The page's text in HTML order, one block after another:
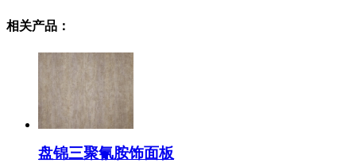
相关产品：
盘锦三聚氰胺饰面板